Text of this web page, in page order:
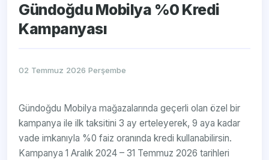
Gündoğdu Mobilya %0 Kredi
Kampanyası
02 Temmuz 2026 Perşembe
Gündoğdu Mobilya mağazalarında geçerli olan özel bir
kampanya ile ilk taksitini 3 ay erteleyerek, 9 aya kadar
vade imkanıyla %0 faiz oranında kredi kullanabilirsin.
Kampanya 1 Aralık 2024 – 31 Temmuz 2026 tarihleri